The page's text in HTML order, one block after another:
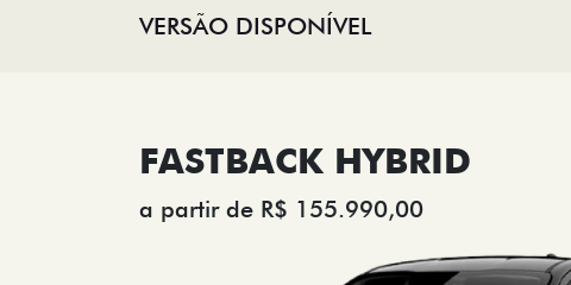
VERSÃO DISPONÍVEL
FASTBACK HYBRID
a partir de R$ 155.990,00